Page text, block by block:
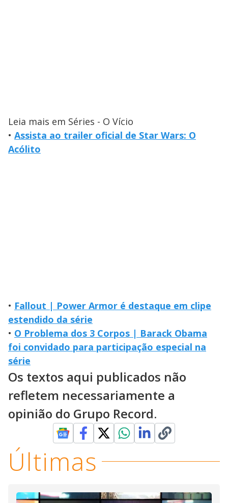
Leia mais em Séries - O Vício
• Assista ao trailer oficial de Star Wars: O
Acólito
• Fallout | Power Armor é destaque em clipe
estendido da série
• O Problema dos 3 Corpos | Barack Obama
foi convidado para participação especial na
série
Os textos aqui publicados não
refletem necessariamente a
opinião do Grupo Record.
Últimas